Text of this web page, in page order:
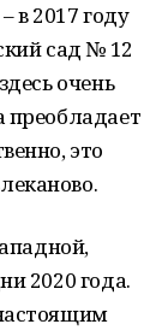
в 2017 году
сад № 12
очень
преобладает
это
2020 года.